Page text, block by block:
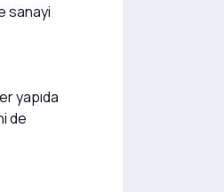
sanayi
yapıda
de